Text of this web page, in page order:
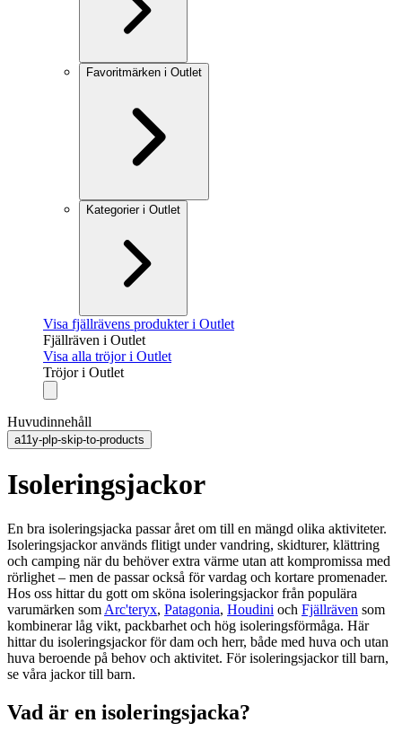
Favoritmärken i Outlet
Kategorier i Outlet
Visa fjällrävens produkter i Outlet
Fjällräven i Outlet
Visa alla tröjor i Outlet
Tröjor i Outlet
Huvudinnehåll
a11y-plp-skip-to-products
Isoleringsjackor
En bra isoleringsjacka passar året om till en mängd olika aktiviteter.
Isoleringsjackor används flitigt under vandring, skidturer, klättring
och camping när du behöver extra värme utan att kompromissa med
rörlighet – men de passar också för vardag och kortare promenader.
Hos oss hittar du gott om sköna isoleringsjackor från populära
varumärken som Arc'teryx, Patagonia, Houdini och Fjällräven som
kombinerar låg vikt, packbarhet och hög isoleringsförmåga. Här
hittar du isoleringsjackor för dam och herr, både med huva och utan
huva beroende på behov och aktivitet. För isoleringsjackor till barn,
se våra jackor till barn.
Vad är en isoleringsjacka?